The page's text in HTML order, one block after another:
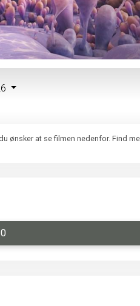
ønsker at se filmen nedenfor. Find